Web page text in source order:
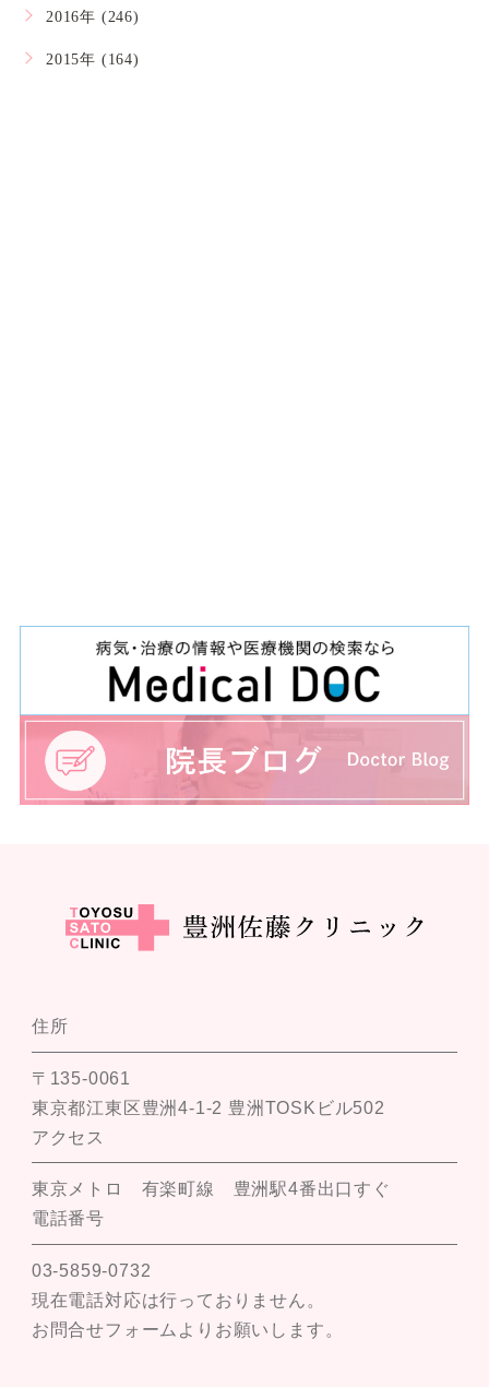
2016年 (246)
2015年 (164)
住所
〒135-0061
東京都江東区豊洲4-1-2 豊洲TOSKビル502
アクセス
東京メトロ 有楽町線 豊洲駅4番出口すぐ
電話番号
03-5859-0732
現在電話対応は行っておりません。
お問合せフォームよりお願いします。